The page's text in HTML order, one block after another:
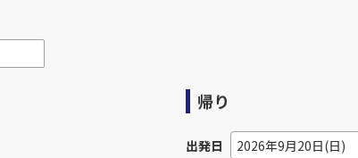
帰り
出発日 2026年9月20日(日)